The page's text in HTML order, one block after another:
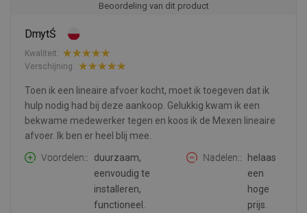
Beoordeling van dit product
DmytŚ
Kwaliteit:
Verschijning:
Toen ik een lineaire afvoer kocht, moet ik toegeven dat ik
hulp nodig had bij deze aankoop. Gelukkig kwam ik een
bekwame medewerker tegen en koos ik de Mexen lineaire
afvoer. Ik ben er heel blij mee.
Voordelen:
duurzaam,
eenvoudig te
installeren,
functioneel.
Nadelen:
helaas
een
hoge
prijs.